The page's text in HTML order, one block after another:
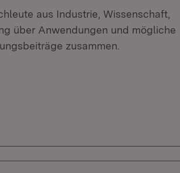
aus Industrie, Wissenschaft,
über Anwendungen und mögliche
zusammen.